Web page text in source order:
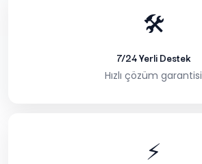
🛠️
7/24 Yerli Destek
Hızlı çözüm garantisi
⚡